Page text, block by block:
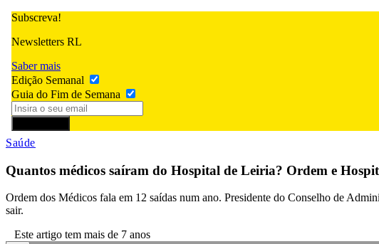
Subscreva!
Newsletters RL
Saber mais
Edição Semanal
Guia do Fim de Semana
Saúde
Quantos médicos saíram do Hospital de Leiria? Ordem e
Ordem dos Médicos fala em 12 saídas num ano. Presidente do Conselho de
sair.
Este artigo tem mais de 7 anos